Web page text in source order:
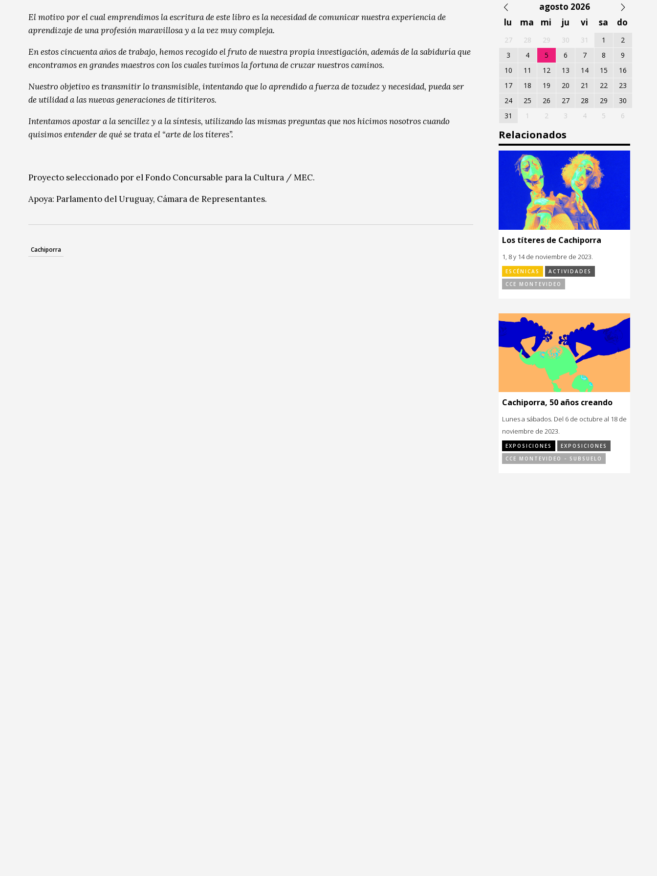
Música
Música
Sin categoríaSin categoría
El motivo por el cual emprendimos la escritura de este libro es la necesidad de comunicar nuestra experiencia de
aprendizaje de una profesión maravillosa y a la vez muy compleja.
En estos cincuenta años de trabajo, hemos recogido el fruto de nuestra propia investigación, además de la sabiduría que
encontramos en grandes maestros con los cuales tuvimos la fortuna de cruzar nuestros caminos.
Nuestro objetivo es transmitir lo transmisible, intentando que lo aprendido a fuerza de tozudez y necesidad, pueda ser
de utilidad a las nuevas generaciones de titiriteros.
Intentamos apostar a la sencillez y a la síntesis, utilizando las mismas preguntas que nos hicimos nosotros cuando
quisimos entender de qué se trata el “arte de los títeres”.
Proyecto seleccionado por el Fondo Concursable para la Cultura / MEC.
Apoya: Parlamento del Uruguay, Cámara de Representantes.
Cachiporra
agosto 2026
lu
ma mi ju vi sa do
27 28 29 30 31 1
2
3
4 5 6 7 8
9
10
11 12 13 14 15
16
17
18 19 20 21 22
23
24
25 26 27 28 29
30
31
1 2 3 4 5 6
Relacionados
Los títeres de Cachiporra
1, 8 y 14 de noviembre de 2023.
ESCÉNICAS
ACTIVIDADES
CCE MONTEVIDEO
Cachiporra, 50 años creando
Lunes a sábados. Del 6 de octubre al 18 de
noviembre de 2023.
EXPOSICIONES
EXPOSICIONES
CCE MONTEVIDEO - SUBSUELO